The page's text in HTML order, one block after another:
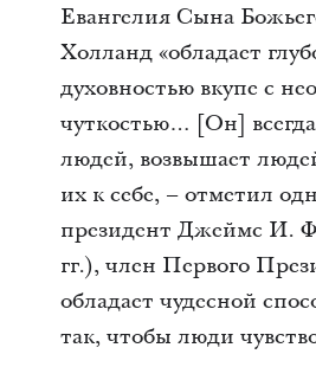
Евангелия Сына
Холланд «обладает
духовностью вкупе с
чуткостью… [Он]
людей, возвышает
их к себе, – отметил
президент Джеймс И.
гг.), член Первого
обладает чудесной
так, чтобы люди